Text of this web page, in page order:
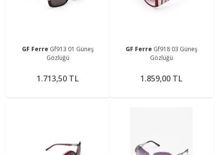
GF Ferre Gf913 01 Güneş
Gözlüğü
1.713,50 TL
GF Ferre Gf918 03 Güneş
Gözlüğü
1.859,00 TL